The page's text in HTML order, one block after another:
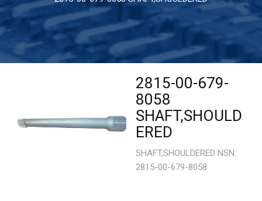
Optik Sistemleri
Potansiyometreler
Röleler
2815-00-679-
8058
SHAFT,SHOULD
ERED
SHAFT,SHOULDERED NSN:
2815-00-679-8058